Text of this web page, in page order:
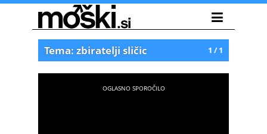
1 / 1
Tema: zbiratelji sličic